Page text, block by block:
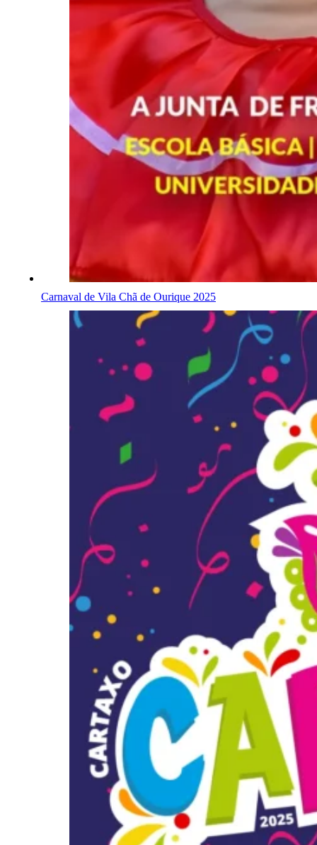
Carnaval de Vila Chã de Ourique 2025